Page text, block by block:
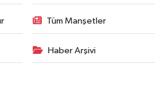
Tüm Manşetler
Haber Arşivi